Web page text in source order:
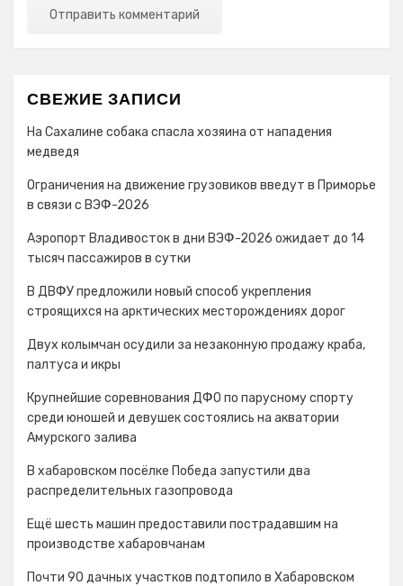
СВЕЖИЕ ЗАПИСИ
На Сахалине собака спасла хозяина от нападения
медведя
Ограничения на движение грузовиков введут в Приморье
в связи с ВЭФ-2026
Аэропорт Владивосток в дни ВЭФ-2026 ожидает до 14
тысяч пассажиров в сутки
В ДВФУ предложили новый способ укрепления
строящихся на арктических месторождениях дорог
Двух колымчан осудили за незаконную продажу краба,
палтуса и икры
Крупнейшие соревнования ДФО по парусному спорту
среди юношей и девушек состоялись на акватории
Амурского залива
В хабаровском посёлке Победа запустили два
распределительных газопровода
Ещё шесть машин предоставили пострадавшим на
производстве хабаровчанам
Почти 90 дачных участков подтопило в Хабаровском